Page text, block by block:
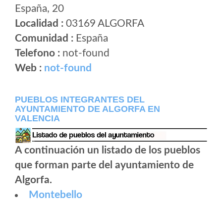
España, 20
Localidad : 03169 ALGORFA
Comunidad : España
Telefono : not-found
Web : not-found
PUEBLOS INTEGRANTES DEL
AYUNTAMIENTO DE ALGORFA EN
VALENCIA
A continuación un listado de los pueblos
que forman parte del ayuntamiento de
Algorfa.
Montebello